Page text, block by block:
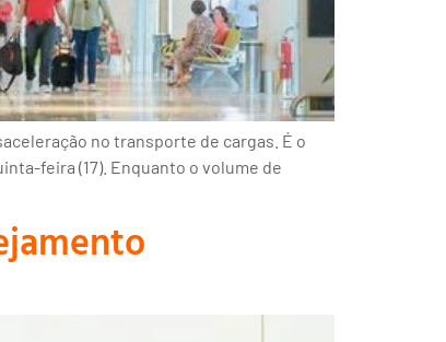
no transporte de cargas. É o
feira (17). Enquanto o volume de